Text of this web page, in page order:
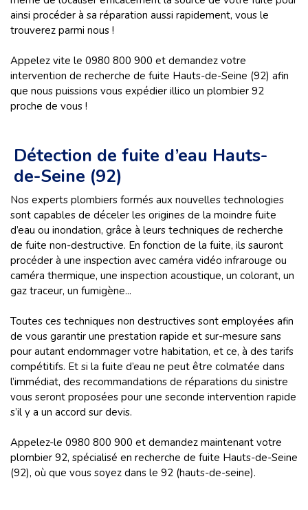
ainsi procéder à sa réparation aussi rapidement, vous le
trouverez parmi nous !
Appelez vite le 0980 800 900 et demandez votre
intervention de recherche de fuite Hauts-de-Seine (92) afin
que nous puissions vous expédier illico un plombier 92
proche de vous !
Détection de fuite d’eau Hauts-
de-Seine (92)
Nos experts plombiers formés aux nouvelles technologies
sont capables de déceler les origines de la moindre fuite
d’eau ou inondation, grâce à leurs techniques de recherche
de fuite non-destructive. En fonction de la fuite, ils sauront
procéder à une inspection avec caméra vidéo infrarouge ou
caméra thermique, une inspection acoustique, un colorant, un
gaz traceur, un fumigène...
Toutes ces techniques non destructives sont employées afin
de vous garantir une prestation rapide et sur-mesure sans
pour autant endommager votre habitation, et ce, à des tarifs
compétitifs. Et si la fuite d’eau ne peut être colmatée dans
l’immédiat, des recommandations de réparations du sinistre
vous seront proposées pour une seconde intervention rapide
s’il y a un accord sur devis.
Appelez-le 0980 800 900 et demandez maintenant votre
plombier 92, spécialisé en recherche de fuite Hauts-de-Seine
(92), où que vous soyez dans le 92 (hauts-de-seine).